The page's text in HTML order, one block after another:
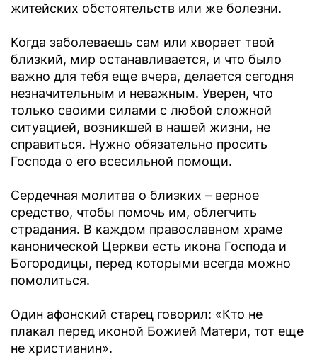
житейских обстоятельств или же болезни.
Когда заболеваешь сам или хворает твой
близкий, мир останавливается, и что было
важно для тебя еще вчера, делается сегодня
незначительным и неважным. Уверен, что
только своими силами с любой сложной
ситуацией, возникшей в нашей жизни, не
справиться. Нужно обязательно просить
Господа о его всесильной помощи.
Сердечная молитва о близких – верное
средство, чтобы помочь им, облегчить
страдания. В каждом православном храме
канонической Церкви есть икона Господа и
Богородицы, перед которыми всегда можно
помолиться.
Один афонский старец говорил: «Кто не
плакал перед иконой Божией Матери, тот еще
не христианин».